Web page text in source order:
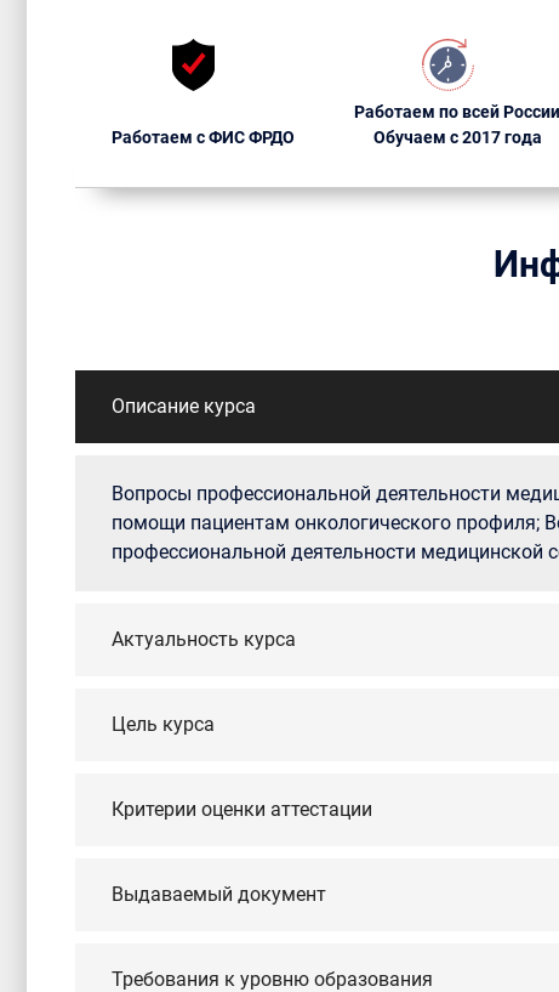
Работаем с ФИС ФРДО
Работаем по всей России
Обучаем с 2017 года
Описание курса
Вопросы профессиональной деятельности
помощи пациентам онкологического профиля;
профессиональной деятельности
Актуальность курса
Цель курса
Критерии оценки аттестации
Выдаваемый документ
Требования к уровню образования